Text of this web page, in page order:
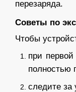
перезаряда.
Советы по
Чтобы
при
полностью
следите за